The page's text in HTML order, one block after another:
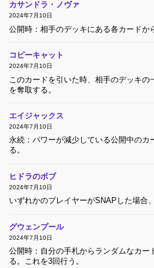
カサンドラ・ノヴァ
2024年7月10日
公開時：相手のデッキにある各カードか
コピーキャット
2024年7月10日
このカードを引いた時、相手のデッキの
を奪取する。
エイジャックス
2024年7月10日
永続：パワーが減少している公開中のカ
る。
ヒドラのボブ
2024年7月10日
いずれかのプレイヤーがSNAPした場合
グウェンプール
2024年7月10日
公開時：自分の手札からランダムなカー
る。これを3回行う。